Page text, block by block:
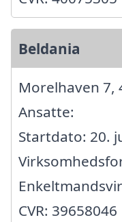
Beldania
Morelhaven 7,
Ansatte:
Startdato: 20.
CVR: 39658046